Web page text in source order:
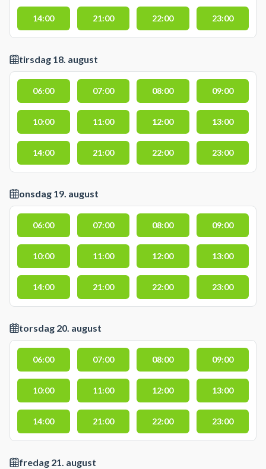
14:00 21:00 22:00 23:00
tirsdag 18. august
06:00 07:00 08:00 09:00
10:00 11:00 12:00 13:00
14:00 21:00 22:00 23:00
onsdag 19. august
06:00 07:00 08:00 09:00
10:00 11:00 12:00 13:00
14:00 21:00 22:00 23:00
torsdag 20. august
06:00 07:00 08:00 09:00
10:00 11:00 12:00 13:00
14:00 21:00 22:00 23:00
fredag 21. august